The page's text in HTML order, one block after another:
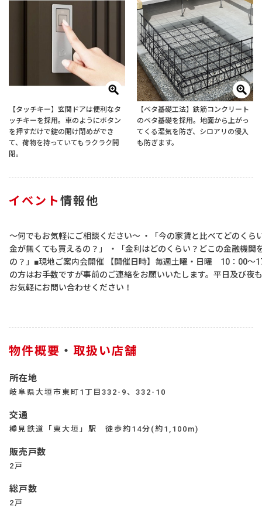
【タッチキー】玄関ドアは便利なタ
ッチキーを採用。車のようにボタン
を押すだけで鍵の開け閉めができ
て、荷物を持っていてもラクラク開
閉。
【ベタ基礎工法】鉄筋コンクリート
のベタ基礎を採用。地面から上がっ
てくる湿気を防ぎ、シロアリの侵入
も防ぎます。
イベント 情報他
～何でもお気軽にご相談ください～ ・「今の家賃と比べてどのくら
金が無くても買えるの？」 ・「金利はどのくらい？どこの金融機関
の？」■現地ご案内会開催 【開催日時】毎週土曜・日曜 10：00～
の方はお手数ですが事前のご連絡をお願いいたします。平日及び夜
お気軽にお問い合わせください！
物件概要 ・ 取扱い店舗
所在地
岐阜県大垣市東町1丁目332-9、332-10
交通
樽見鉄道「東大垣」駅 徒歩約14分(約1,100m)
販売戸数
2戸
総戸数
2戸